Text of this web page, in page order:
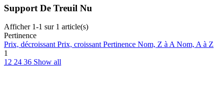
Support De Treuil Nu
Afficher 1-1 sur 1 article(s)
Pertinence
Prix, décroissantPrix, croissantPertinence Nom, Z à ANom, A à Z
1
12 24 36 Show all